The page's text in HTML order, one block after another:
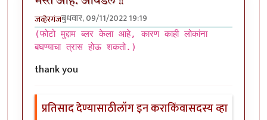
जव्हेरगंजबुधवार, 09/11/2022 19:19
(फोटो मुद्दाम ब्लर केला आहे, कारण काही लोकांना
बघण्याचा त्रास होऊ शकतो.)
thank you
प्रतिसाद देण्यासाठीलॉग इन कराकिंवासदस्य व्हा